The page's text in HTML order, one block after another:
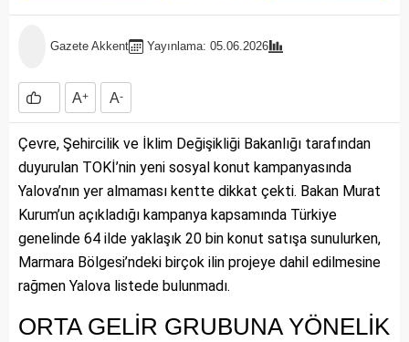
Gazete Akkent Yayınlama: 05.06.2026
A+ A-
Çevre, Şehircilik ve İklim Değişikliği Bakanlığı tarafından
duyurulan TOKİ’nin yeni sosyal konut kampanyasında
Yalova’nın yer almaması kentte dikkat çekti. Bakan Murat
Kurum’un açıkladığı kampanya kapsamında Türkiye
genelinde 64 ilde yaklaşık 20 bin konut satışa sunulurken,
Marmara Bölgesi’ndeki birçok ilin projeye dahil edilmesine
rağmen Yalova listede bulunmadı.
ORTA GELİR GRUBUNA YÖNELİK